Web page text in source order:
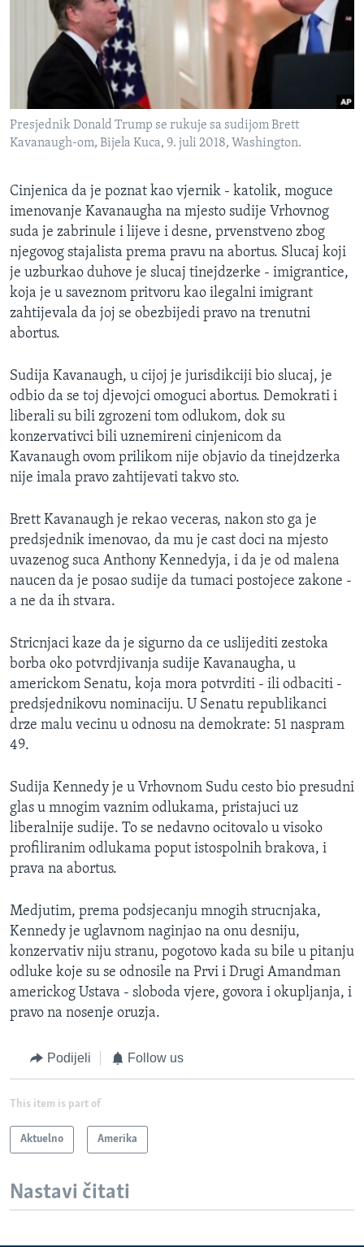
Presjednik Donald Trump se rukuje sa sudijom Brett
Kavanaugh-om, Bijela Kuca, 9. juli 2018, Washington.
Cinjenica da je poznat kao vjernik - katolik, moguce
imenovanje Kavanaugha na mjesto sudije Vrhovnog
suda je zabrinule i lijeve i desne, prvenstveno zbog
njegovog stajalista prema pravu na abortus. Slucaj koji
je uzburkao duhove je slucaj tinejdzerke - imigrantice,
koja je u saveznom pritvoru kao ilegalni imigrant
zahtijevala da joj se obezbijedi pravo na trenutni
abortus.
Sudija Kavanaugh, u cijoj je jurisdikciji bio slucaj, je
odbio da se toj djevojci omoguci abortus. Demokrati i
liberali su bili zgrozeni tom odlukom, dok su
konzervativci bili uznemireni cinjenicom da
Kavanaugh ovom prilikom nije objavio da tinejdzerka
nije imala pravo zahtijevati takvo sto.
Brett Kavanaugh je rekao veceras, nakon sto ga je
predsjednik imenovao, da mu je cast doci na mjesto
uvazenog suca Anthony Kennedyja, i da je od malena
naucen da je posao sudije da tumaci postojece zakone -
a ne da ih stvara.
Stricnjaci kaze da je sigurno da ce uslijediti zestoka
borba oko potvrdjivanja sudije Kavanaugha, u
americkom Senatu, koja mora potvrditi - ili odbaciti -
predsjednikovu nominaciju. U Senatu republikanci
drze malu vecinu u odnosu na demokrate: 51 naspram
49.
Sudija Kennedy je u Vrhovnom Sudu cesto bio presudni
glas u mnogim vaznim odlukama, pristajuci uz
liberalnije sudije. To se nedavno ocitovalo u visoko
profiliranim odlukama poput istospolnih brakova, i
prava na abortus.
Medjutim, prema podsjecanju mnogih strucnjaka,
Kennedy je uglavnom naginjao na onu desniju,
konzervativ niju stranu, pogotovo kada su bile u pitanju
odluke koje su se odnosile na Prvi i Drugi Amandman
americkog Ustava - sloboda vjere, govora i okupljanja, i
pravo na nosenje oruzja.
Podijeli Follow us
This item is part of
Aktuelno Amerika
Nastavi čitati